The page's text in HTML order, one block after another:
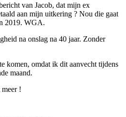
van Jacob, dat mijn ex
aan mijn uitkering ? Nou die gaat
2019. WGA.
na onslag na 40 jaar. Zonder
komen, omdat ik dit aanvecht tijdens
maand.
meer !